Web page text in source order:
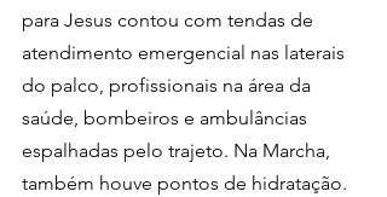
para Jesus contou com tendas de
atendimento emergencial nas laterais
do palco, profissionais na área da
saúde, bombeiros e ambulâncias
espalhadas pelo trajeto. Na Marcha,
também houve pontos de hidratação.